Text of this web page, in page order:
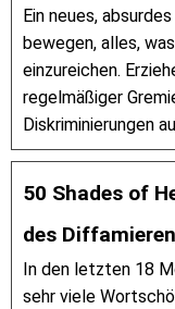
Ein neues,
bewegen, alles,
einzureichen.
regelmäßiger
Diskriminierungen
50 Shades of
des
In den letzten 18
sehr viele